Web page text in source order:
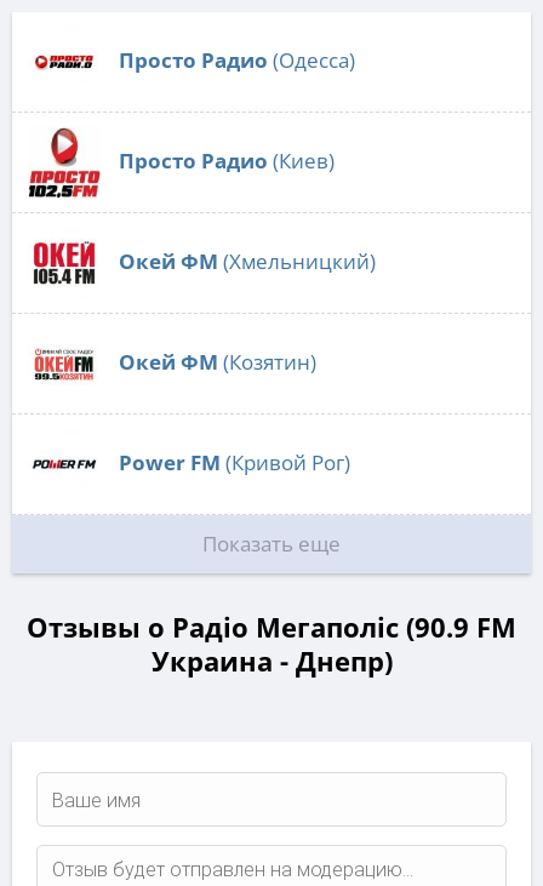
Просто Радио (Одесса)
Просто Радио (Киев)
Окей ФМ (Хмельницкий)
Окей ФМ (Козятин)
Power FM (Кривой Рог)
Показать еще
Отзывы о Радіо Мегаполіс (90.9 FM
Украина - Днепр)